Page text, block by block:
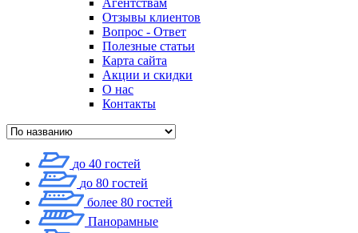
Агентствам
Отзывы клиентов
Вопрос - Ответ
Полезные статьи
Карта сайта
Акции и скидки
О нас
Контакты
до 40 гостей
до 80 гостей
более 80 гостей
Панорамные